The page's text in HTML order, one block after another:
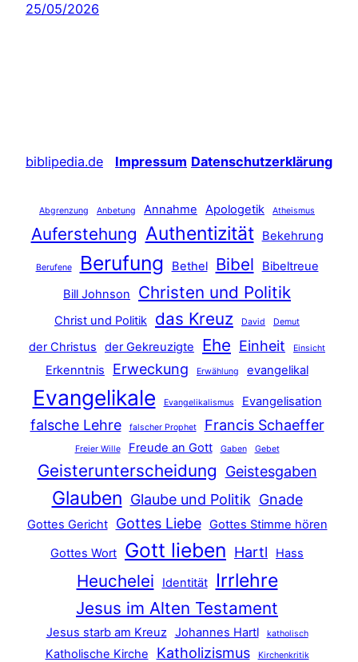
25/05/2026
biblipedia.de Impressum Datenschutzerklärung
Abgrenzung Anbetung Annahme Apologetik Atheismus
Auferstehung Authentizität Bekehrung
Berufene Berufung Bethel Bibel
Bibeltreue
Bill Johnson
Christen und Politik
Christ und Politik das Kreuz David Demut
der Christus der Gekreuzigte Ehe Einheit Einsicht
Erkenntnis Erweckung Erwählung evangelikal
Evangelikale Evangelikalismus Evangelisation
falsche Lehre falscher Prophet Francis Schaeffer
Freier Wille Freude an Gott Gaben Gebet
Geisterunterscheidung Geistesgaben
Glauben Glaube und Politik Gnade
Gottes Gericht Gottes Liebe Gottes Stimme hören
Gottes Wort
Gott lieben Hartl Hass
Heuchelei Identität Irrlehre
Jesus im Alten Testament
Jesus starb am Kreuz Johannes Hartl katholisch
Katholische Kirche Katholizismus Kirchenkritik